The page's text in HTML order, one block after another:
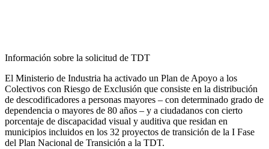
Información sobre la solicitud de TDT
El Ministerio de Industria ha activado un Plan de Apoyo a los
Colectivos con Riesgo de Exclusión que consiste en la distribución
de descodificadores a personas mayores – con determinado grado de
dependencia o mayores de 80 años – y a ciudadanos con cierto
porcentaje de discapacidad visual y auditiva que residan en
municipios incluidos en los 32 proyectos de transición de la I Fase
del Plan Nacional de Transición a la TDT.